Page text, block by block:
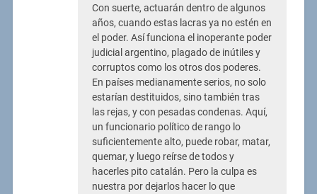
Con suerte, actuarán dentro de algunos
años, cuando estas lacras ya no estén en
el poder. Así funciona el inoperante poder
judicial argentino, plagado de inútiles y
corruptos como los otros dos poderes.
En países medianamente serios, no solo
estarían destituidos, sino también tras
las rejas, y con pesadas condenas. Aquí,
un funcionario político de rango lo
suficientemente alto, puede robar, matar,
quemar, y luego reírse de todos y
hacerles pito catalán. Pero la culpa es
nuestra por dejarlos hacer lo que